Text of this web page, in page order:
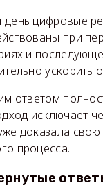
цифровые
при
и
ускорить
ответом
исключает
доказала
процесса.